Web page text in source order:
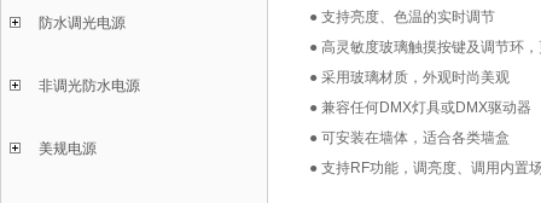
防水调光电源
非调光防水电源
美规电源
● 支持亮度、色温的实时调节
● 高灵敏度玻璃触摸按键及调节环
● 采用玻璃材质，外观时尚美观
● 兼容任何DMX灯具或DMX驱动器
● 可安装在墙体，适合各类墙盒
● 支持RF功能，调亮度、调用内置